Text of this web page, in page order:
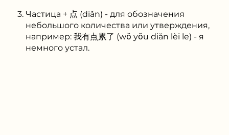
Частица + 点 (diǎn) - для обозначения
небольшого количества или утверждения,
например: 我有点累了 (wǒ yǒu diǎn lèi le) - я
немного устал.